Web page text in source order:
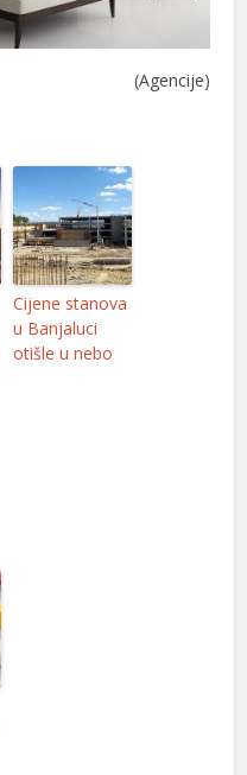
(Agencije)
Cijene stanova
u Banjaluci
otišle u nebo